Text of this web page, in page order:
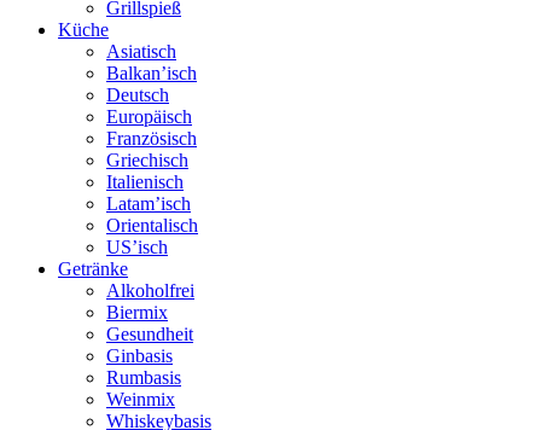
Grillspieß
Küche
Asiatisch
Balkan’isch
Deutsch
Europäisch
Französisch
Griechisch
Italienisch
Latam’isch
Orientalisch
US’isch
Getränke
Alkoholfrei
Biermix
Gesundheit
Ginbasis
Rumbasis
Weinmix
Whiskeybasis